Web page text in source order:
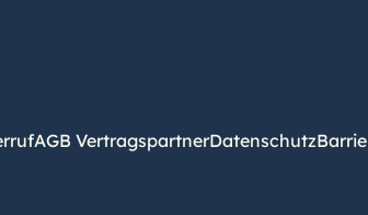
AGB VertragspartnerDatenschutz